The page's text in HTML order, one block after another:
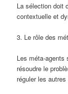
La sélection doit
contextuelle et
3. Le rôle des
Les méta-agents
résoudre le
réguler les